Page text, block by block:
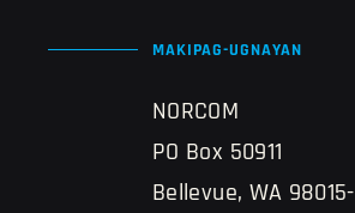
MAKIPAG-UGNAYAN
NORCOM
PO Box 50911
Bellevue, WA 98015-